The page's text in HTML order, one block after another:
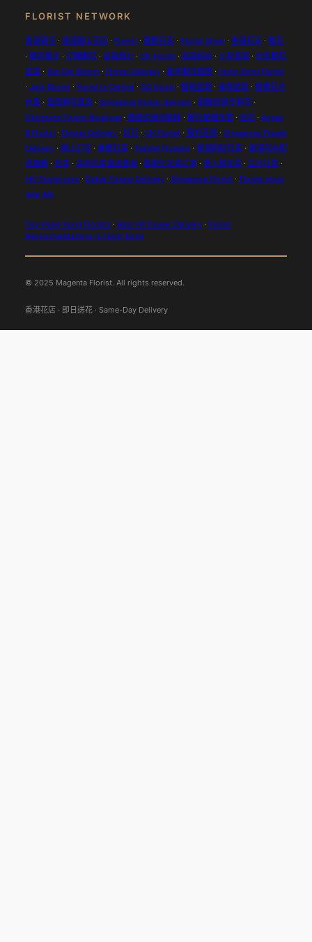
FLORIST NETWORK
香港買花· 香港網上花店· Florist· 國際花店· Florist Shop · 香港花店· 蘭花
· 蘭花展示· 訂購蘭花· 盆栽設計· HK Florist· 盆栽組合· 小型盆栽· 白色蘭花
盆栽· Van Der Bloom · Florist Delivery· 新年蘭花植物· Hong Kong Florist
· Just Bloom · florist in Central · SG florist· 藝術盆栽· 桌面盆栽· 婚禮花卉
布置· 雲南鮮花直送· Singapore flower delivery· 新鮮的時令鮮花·
Ellermann Flower Boutique· 婚禮及接待裝飾· 鮮花婚禮布置· 送花· Agnes
B Florist· Flower Delivery· 訂花· UK Florist· 預約花束· Singapore Flower
Delivery· 網上訂花· 推薦花店· Flannel Flowers· 香港附近花店· 香港花卉配
送服務· 花束· 深圳花束直送香港· 客製化花束訂單· 情人節花束· 生日花束·
HK-Florist.com · Dubai Flower Delivery· Singapore Florist· Flower shop
near Me
Top Hong Kong Florists· Best HK flower Delivery· Florist
Recommendations in Hong Kong
© 2025 Magenta Florist. All rights reserved.
香港花店 · 即日送花 · Same-Day Delivery